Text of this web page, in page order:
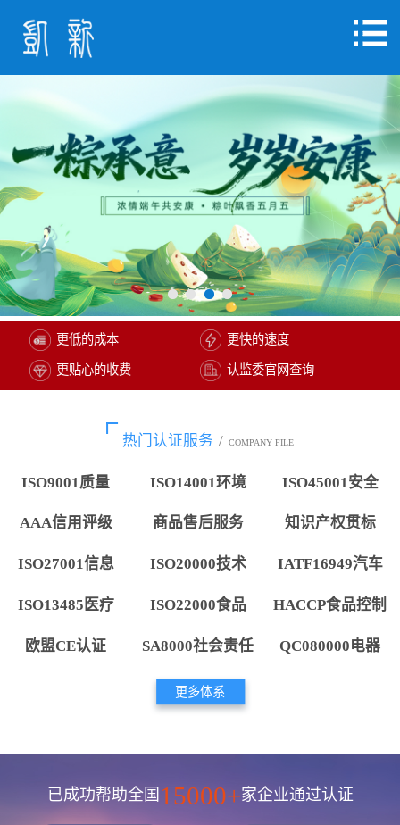
更低的成本 更快的速度
更贴心的收费 认监委官网查询
热门认证服务 / COMPANY FILE
ISO9001质量 ISO14001环境 ISO45001安全
AAA信用评级 商品售后服务 知识产权贯标
ISO27001信息 ISO20000技术 IATF16949汽车
ISO13485医疗 ISO22000食品 HACCP食品控制
欧盟CE认证 SA8000社会责任 QC080000电器
更多体系
已成功帮助全国 15000+家企业通过认证